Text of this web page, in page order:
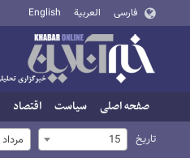
فارسی العربية English
صفحه اصلی سیاست اقتصاد
تاریخ 15 مرداد